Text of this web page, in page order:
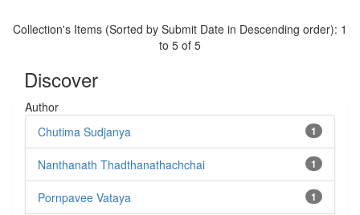
Collection's Items (Sorted by Submit Date in Descending order): 1
to 5 of 5
Discover
Author
1
Chutima Sudjanya
1
Nanthanath Thadthanathachchai
1
Pornpavee Vataya